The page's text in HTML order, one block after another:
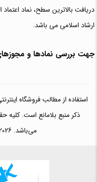
دریافت بالاترین سطح، نماد
ارشاد اسلامی می باشد.
جهت بررسی نمادها و
استفاده از مطالب فروشگاه
ذکر منبع بلامانع است. کلیه
می‌باشد. Copyright © 2016 - 2026